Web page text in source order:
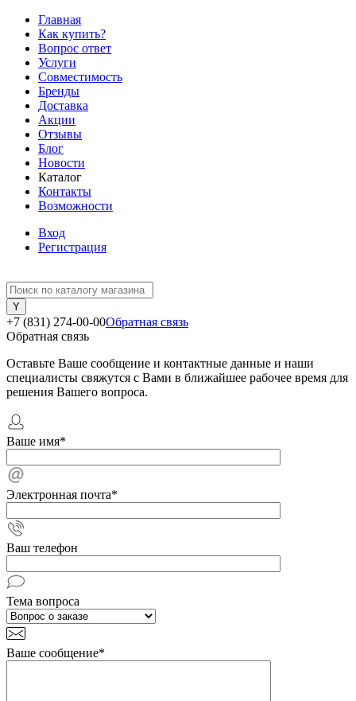
Главная
Как купить?
Вопрос ответ
Услуги
Совместимость
Бренды
Доставка
Акции
Отзывы
Блог
Новости
Каталог
Контакты
Возможности
Вход
Регистрация
+7 (831) 274-00-00Обратная связь
Обратная связь
Оставьте Ваше сообщение и контактные данные и наши
специалисты свяжутся с Вами в ближайшее рабочее время для
решения Вашего вопроса.
Ваше имя*
Электронная почта*
Ваш телефон
Тема вопроса
Ваше сообщение*